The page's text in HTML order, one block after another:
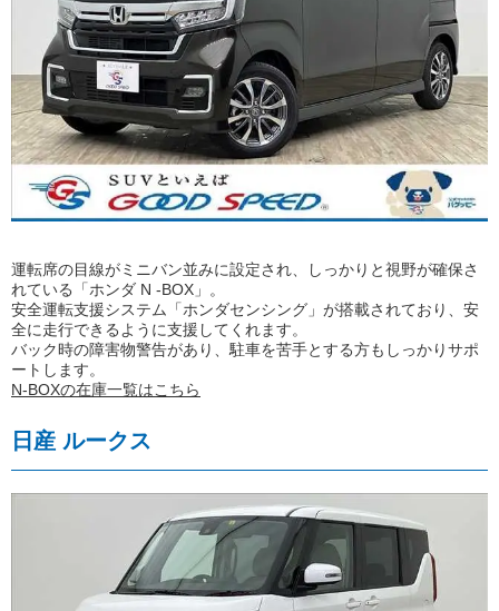
運転席の目線がミニバン並みに設定され、しっかりと視野が確保さ
れている「ホンダ N -BOX」。
安全運転支援システム「ホンダセンシング」が搭載されており、安
全に走行できるように支援してくれます。
バック時の障害物警告があり、駐車を苦手とする方もしっかりサポ
ートします。
N-BOXの在庫一覧はこちら
日産 ルークス